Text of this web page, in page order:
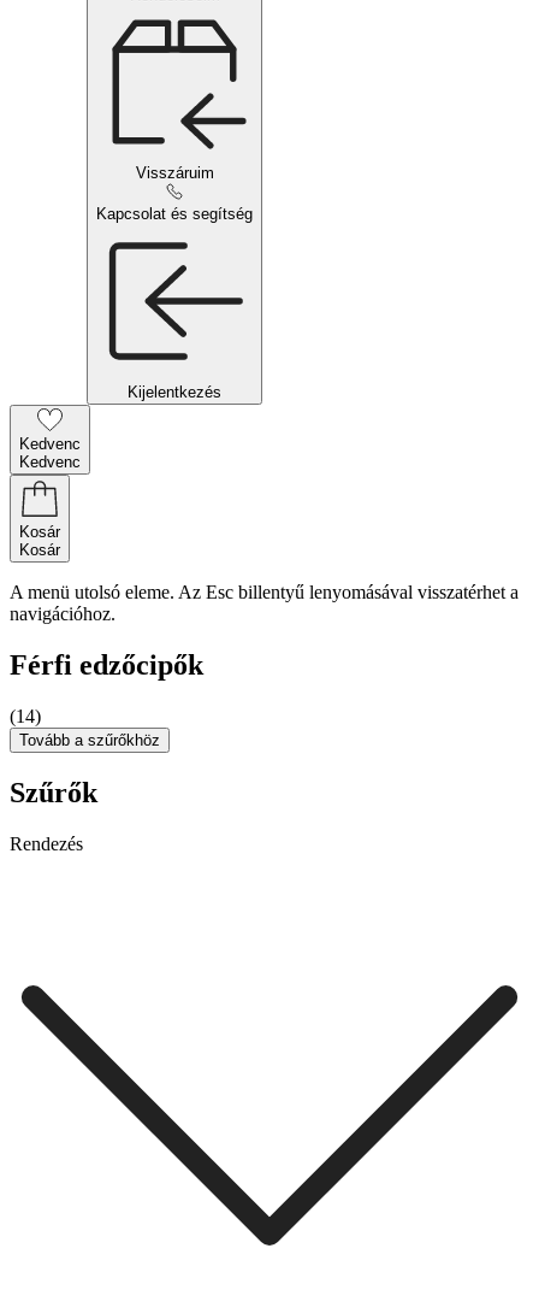
Visszáruim
Kapcsolat és segítség
Kijelentkezés
Kedvenc
Kedvenc
Kosár
Kosár
A menü utolsó eleme. Az Esc billentyű lenyomásával visszatérhet a
navigációhoz.
Férfi edzőcipők
(14)
Tovább a szűrőkhöz
Szűrők
Rendezés